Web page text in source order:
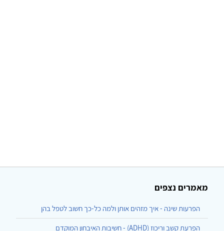
מאמרים נצפים
הפרעות שינה - איך מזהים אותן ולמה כל-כך חשוב לטפל בהן
הפרעת קשב וריכוז (ADHD) - חשיבות האיבחון המוקדם